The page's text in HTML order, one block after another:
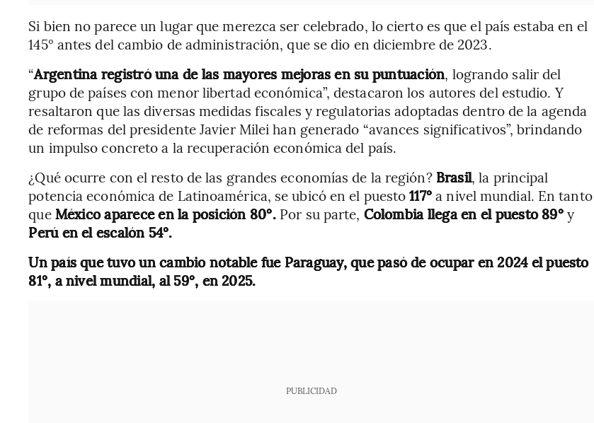
Si bien no parece un lugar que merezca ser celebrado, lo cierto es que el país estaba en el
145° antes del cambio de administración, que se dio en diciembre de 2023.
“Argentina registró una de las mayores mejoras en su puntuación, logrando salir del
grupo de países con menor libertad económica”, destacaron los autores del estudio. Y
resaltaron que las diversas medidas fiscales y regulatorias adoptadas dentro de la agenda
de reformas del presidente Javier Milei han generado “avances significativos”, brindando
un impulso concreto a la recuperación económica del país.
¿Qué ocurre con el resto de las grandes economías de la región? Brasil, la principal
potencia económica de Latinoamérica, se ubicó en el puesto117°a nivel mundial. En tanto
queMéxico aparece en la posición 80°. Por su parte, Colombia llega en el puesto 89°y
Perú en el escalón 54°.
Un país que tuvo un cambio notable fue Paraguay, que pasó de ocupar en 2024 el puesto
81°, a nivel mundial, al 59°, en 2025.
PUBLICIDAD